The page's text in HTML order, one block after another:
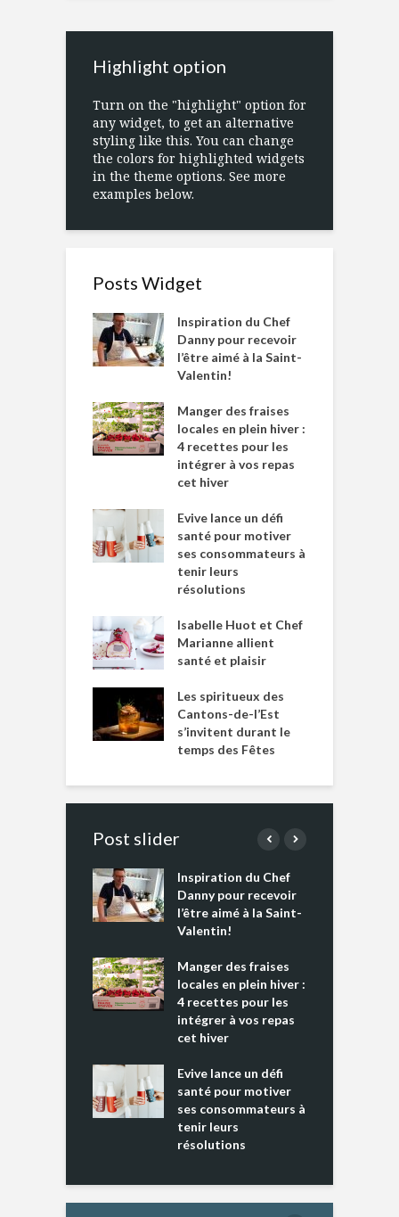
Highlight option
Turn on the "highlight" option for
any widget, to get an alternative
styling like this. You can change
the colors for highlighted widgets
in the theme options. See more
examples below.
Posts Widget
Inspiration du Chef
Danny pour recevoir
l’être aimé à la Saint-
Valentin!
Manger des fraises
locales en plein hiver :
4 recettes pour les
intégrer à vos repas
cet hiver
Evive lance un défi
santé pour motiver
ses consommateurs à
tenir leurs
résolutions
Isabelle Huot et Chef
Marianne allient
santé et plaisir
Les spiritueux des
Cantons-de-l’Est
s’invitent durant le
temps des Fêtes
Post slider
Inspiration du Chef
Danny pour recevoir
l’être aimé à la Saint-
Valentin!
Manger des fraises
locales en plein hiver :
4 recettes pour les
intégrer à vos repas
cet hiver
Evive lance un défi
santé pour motiver
ses consommateurs à
tenir leurs
résolutions